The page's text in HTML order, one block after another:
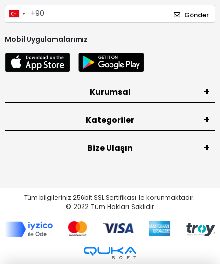
Gönder
Mobil Uygulamalarımız
Kurumsal
Kategoriler
Bize Ulaşın
Tüm bilgileriniz 256bit SSL Sertifikası ile korunmaktadır.
© 2022 Tüm Hakları Saklıdır